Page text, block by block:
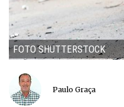
FOTO SHUTTERSTOCK
Paulo Graça